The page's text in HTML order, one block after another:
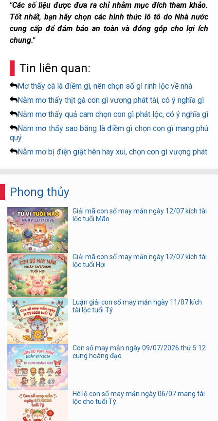
"Các số liệu được đưa ra chỉ nhằm mục đích tham khảo.
Tốt nhất, bạn hãy chọn các hình thức lô tô do Nhà nước
cung cấp để đảm bảo an toàn và đóng góp cho lợi ích
chung."
Tin liên quan:
Mơ thấy cá là điềm gì, nên chọn số gì rinh lộc về nhà
Nằm mơ thấy thịt gà con gì vượng phát tài, có ý nghĩa gì
Nằm mơ thấy quả cam chọn con gì phát lộc, có ý nghĩa gì
Nằm mơ thấy sao băng là điềm gì chọn con gì mang phú
quý
Nằm mơ bị điện giật hên hay xui, chọn con gì vượng phát
Phong thủy
Giải mã con số may mắn ngày 12/07 kích tài
lộc tuổi Mão
Giải mã con số may mắn ngày 12/07 kích tài
lộc tuổi Hợi
Luận giải con số may mắn ngày 11/07 kích
tài lộc tuổi Tý
Con số may mắn ngày 09/07/2026 thứ 5 12
cung hoàng đạo
Hé lộ con số may mắn ngày 06/07 mang tài
lộc cho tuổi Tý